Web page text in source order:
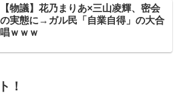
【物議】花乃まりあ×三山凌輝、密会
の実態に→ガル民「自業自得」の大合
唱ｗｗｗ
！